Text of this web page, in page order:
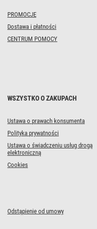
PROMOCJE
Dostawa i płatności
CENTRUM POMOCY
WSZYSTKO O ZAKUPACH
Ustawa o prawach konsumenta
Polityka prywatności
Ustawa o świadczeniu usług drogą
elektroniczną
Cookies
Odstąpienie od umowy